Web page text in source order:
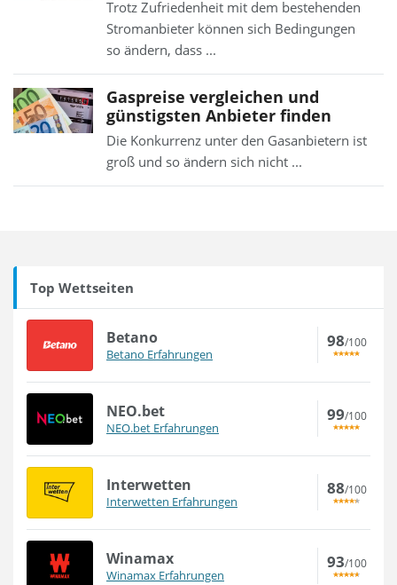
Trotz Zufriedenheit mit dem bestehenden
Stromanbieter können sich Bedingungen
so ändern, dass ...
Gaspreise vergleichen und
günstigsten Anbieter finden
Die Konkurrenz unter den Gasanbietern ist
groß und so ändern sich nicht ...
Top Wettseiten
Betano
Betano Erfahrungen
98/100
NEO.bet
NEO.bet Erfahrungen
99/100
Interwetten
Interwetten Erfahrungen
88/100
Winamax
Winamax Erfahrungen
93/100